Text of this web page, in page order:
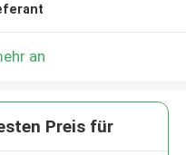
an
Preis für